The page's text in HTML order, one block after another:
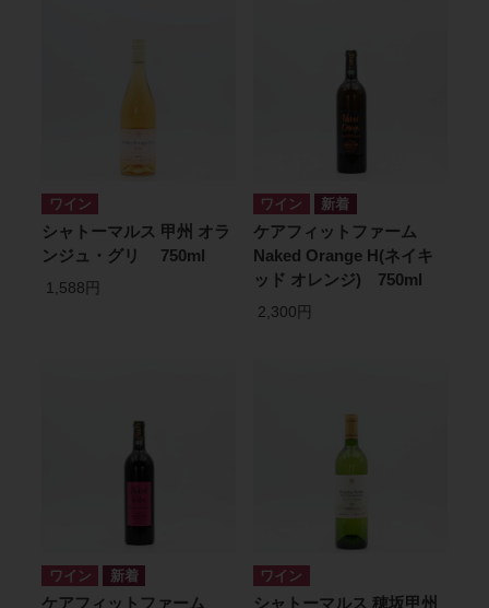
ワイン
シャトーマルス 甲州 オラ
ンジュ・グリ 750ml
1,588円
ワイン
ケアフィットファーム
Naked Orange H(ネイキ
ッド オレンジ) 750ml
2,300円
ワイン
ケアフィットファーム
ワイン
シャトーマルス 穂坂甲州